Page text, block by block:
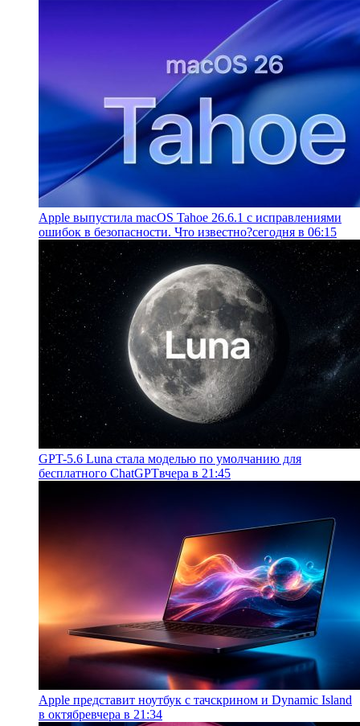
Apple выпустила macOS Tahoe 26.6.1 с исправлениями
ошибок в безопасности. Что известно?сегодня в 06:15
GPT-5.6 Luna стала моделью по умолчанию для
бесплатного ChatGPTвчера в 21:45
Apple представит ноутбук с тачскрином и Dynamic Island
в октябревчера в 21:34